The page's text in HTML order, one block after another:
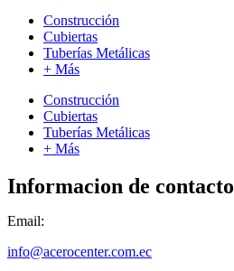
Construcción
Cubiertas
Tuberías Metálicas
+ Más
Construcción
Cubiertas
Tuberías Metálicas
+ Más
Informacion de contacto
Email:
info@acerocenter.com.ec